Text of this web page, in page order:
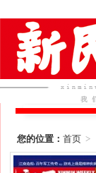
您的位置： 首页>